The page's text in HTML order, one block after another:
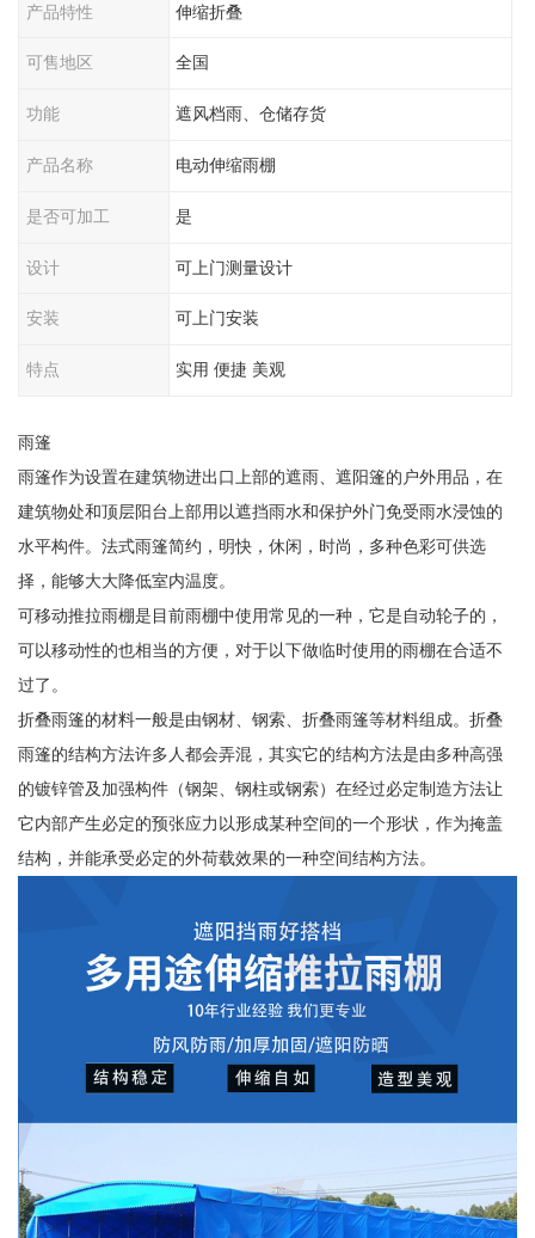
产品特性 伸缩折叠
可售地区 全国
功能 遮风档雨、仓储存货
产品名称 电动伸缩雨棚
是否可加工 是
设计 可上门测量设计
安装 可上门安装
特点 实用 便捷 美观
雨篷
雨篷作为设置在建筑物进出口上部的遮雨、遮阳篷的户外用品，在
建筑物处和顶层阳台上部用以遮挡雨水和保护外门免受雨水浸蚀的
水平构件。法式雨篷简约，明快，休闲，时尚，多种色彩可供选
择，能够大大降低室内温度。
可移动推拉雨棚是目前雨棚中使用常见的一种，它是自动轮子的，
可以移动性的也相当的方便，对于以下做临时使用的雨棚在合适不
过了。
折叠雨篷的材料一般是由钢材、钢索、折叠雨篷等材料组成。折叠
雨篷的结构方法许多人都会弄混，其实它的结构方法是由多种高强
的镀锌管及加强构件（钢架、钢柱或钢索）在经过必定制造方法让
它内部产生必定的预张应力以形成某种空间的一个形状，作为掩盖
结构，并能承受必定的外荷载效果的一种空间结构方法。